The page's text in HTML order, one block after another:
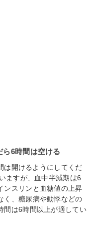
6時間は空ける
は開けるようにしてくだ
ますが、血中半減期は6
ンスリンと血糖値の上昇
く、糖尿病や動悸などの
間は6時間以上が適してい